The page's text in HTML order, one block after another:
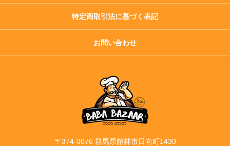
特定商取引法に基づく表記
お問い合わせ
〒374-0076 群馬県館林市日向町1430